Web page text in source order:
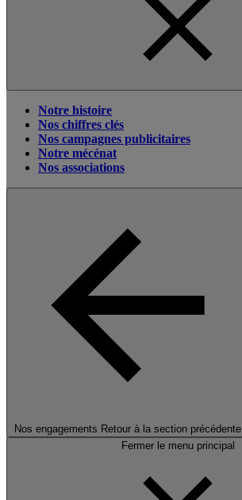
Notre histoire
Nos chiffres clés
Nos campagnes publicitaires
Notre mécénat
Nos associations
Nos engagements Retour à la section précédente
Fermer le menu principal